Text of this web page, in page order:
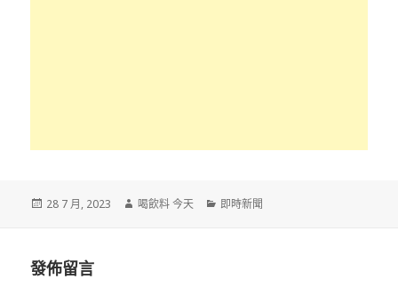
發
28 7 月, 2023
作
喝飲料 今天
分
即時新聞
發佈留言